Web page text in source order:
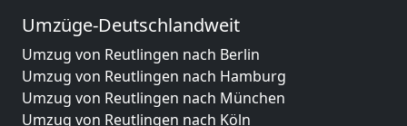
Umzüge-Deutschlandweit
Umzug von Reutlingen nach Berlin
Umzug von Reutlingen nach Hamburg
Umzug von Reutlingen nach München
Umzug von Reutlingen nach Köln